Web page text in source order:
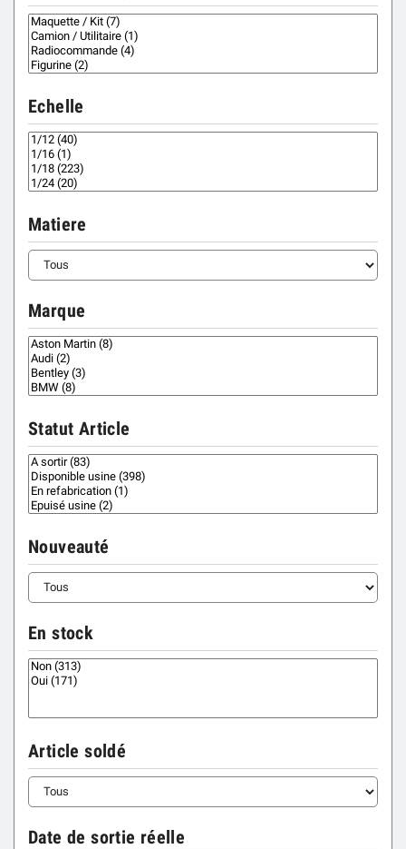
Echelle
Matiere
Marque
Statut Article
Nouveauté
En stock
Article soldé
Date de sortie réelle